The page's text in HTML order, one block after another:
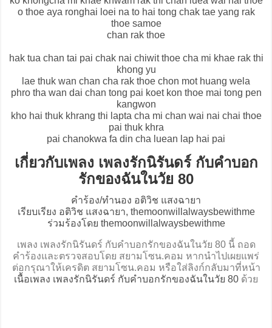
o thoe aya ronghai loei na to hai tong chak tae yang rak
thoe samoe
chan rak thoe
hak tua chan tai pai chak nai chiwit thoe cha mi khae rak thi
khong yu
lae thuk wan chan cha rak thoe chon mot huang wela
phro tha wan dai chan tong pai koet kon thoe mai tong pen
kangwon
kho hai thuk khrang thi lapta cha mi chan wai nai chai thoe
pai thuk khra
pai chanokwa fa din cha luean lap hai pai
เกี่ยวกับเพลง เพลงรักนิรันดร์ กับคำบอก
รักของฉันในวัย 80
คำร้อง/ทำนอง อติวิช แสงฉายา
เรียบเรียง อติวิช แสงฉายา, themoonwillalwaysbewithme
ร่วมร้องโดย themoonwillalwaysbewithme
เพลง เพลงรักนิรันดร์ กับคำบอกรักของฉันในวัย 80 นี้ ถอด
คำร้องและตรวจสอบโดย สยามโซน.คอม หากนำไปเผยแพร่
ต่อกรุณาให้เครดิต สยามโซน.คอม หรือใส่ลิงก์กลับมาที่หน้า
เนื้อเพลง เพลงรักนิรันดร์ กับคำบอกรักของฉันในวัย 80 ด้วย